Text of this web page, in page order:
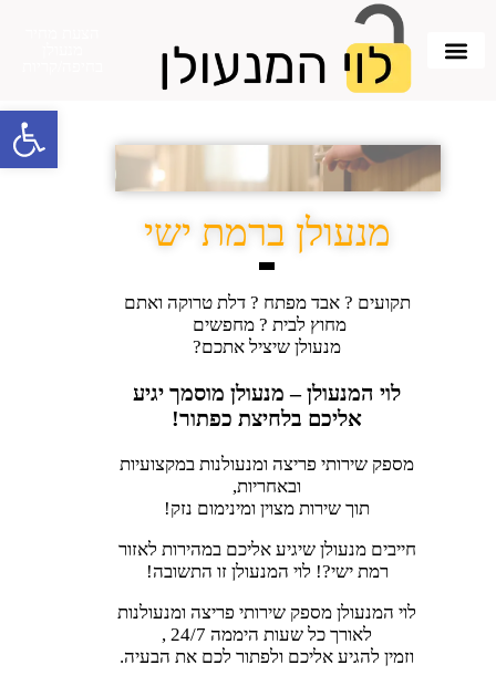
פתח
מנעולן ברמת ישי
תקועים ? אבד מפתח ? דלת טרוקה ואתם
מחוץ לבית ? מחפשים
מנעולן שיציל אתכם?
לוי המנעולן – מנעולן מוסמך יגיע
אליכם בלחיצת כפתור!
מספק שירותי פריצה ומנעולנות במקצועיות
ובאחריות,
תוך שירות מצוין ומינימום נזק!
חייבים מנעולן שיגיע אליכם במהירות לאזור
רמת ישי?! לוי המנעולן זו התשובה!
לוי המנעולן מספק שירותי פריצה ומנעולנות
לאורך כל שעות היממה 24/7 ,
וזמין להגיע אליכם ולפתור לכם את הבעיה.